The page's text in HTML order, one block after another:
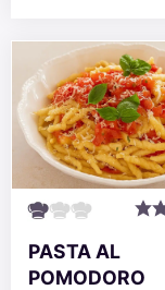
PASTA AL
POMODORO